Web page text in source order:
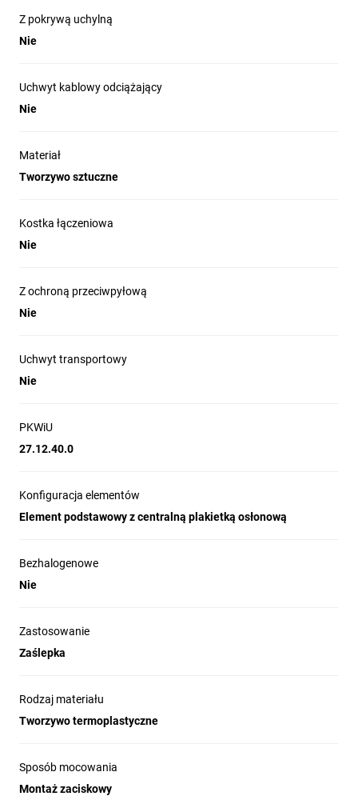
Z pokrywą uchylną
Nie
Uchwyt kablowy odciążający
Nie
Materiał
Tworzywo sztuczne
Kostka łączeniowa
Nie
Z ochroną przeciwpyłową
Nie
Uchwyt transportowy
Nie
PKWiU
27.12.40.0
Konfiguracja elementów
Element podstawowy z centralną plakietką osłonową
Bezhalogenowe
Nie
Zastosowanie
Zaślepka
Rodzaj materiału
Tworzywo termoplastyczne
Sposób mocowania
Montaż zaciskowy